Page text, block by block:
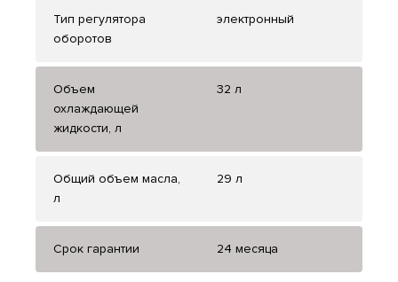
Тип регулятора
оборотов
электронный
Объем
охлаждающей
жидкости, л
32 л
Общий объем масла,
л
29 л
Срок гарантии 24 месяца